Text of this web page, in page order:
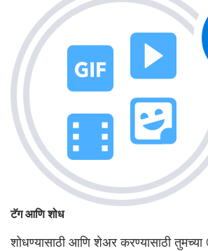
टॅग आणि शोध
शोधण्यासाठी आणि शेअर करण्यासाठी